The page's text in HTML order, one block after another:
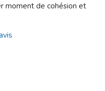
moment de cohésion et